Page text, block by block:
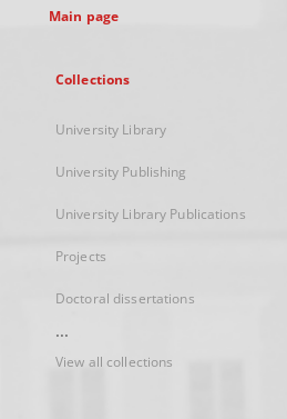
Main page
Collections
University Library
University Publishing
University Library Publications
Projects
Doctoral dissertations
...
View all collections